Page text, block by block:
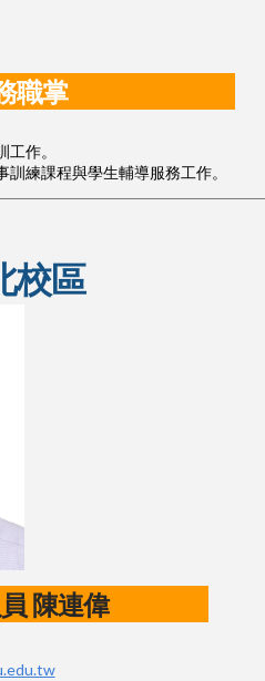
職掌
作。
練課程與學生輔導服務工作。
校區
陳連偉